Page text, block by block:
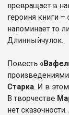
превращает в
героиня книги
напоминает то
Длинныйчулок.
Повесть
Старка. И в
В творчестве
нет